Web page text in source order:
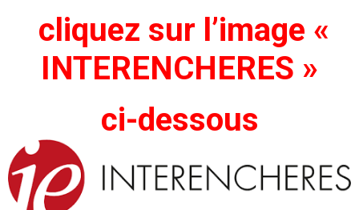
cliquez sur l’image «
INTERENCHERES »
ci-dessous